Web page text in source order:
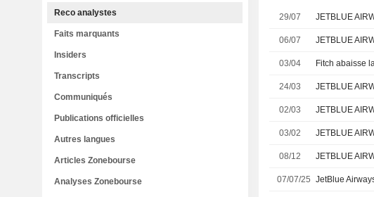
29/07 JETBLUE
06/07 JETBLUE
03/04 Fitch abaisse
24/03 JETBLUE
02/03
03/02 JETBLUE
08/12 JETBLUE
07/07/25
Reco analystes
Faits marquants
Insiders
Transcripts
Communiqués
Publications officielles
Autres langues
Articles Zonebourse
Analyses Zonebourse